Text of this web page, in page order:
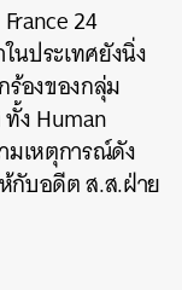
24
นประเทศยังนิ่ง
ร้องของกลุ่ม
ง Human
มเหตุการณ์ดัง
กับอดีต ส.ส.ฝ่าย